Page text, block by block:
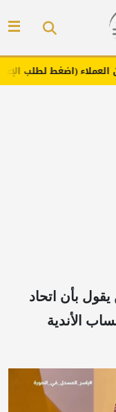
الإعلان)
بأن اتحاد
الأندية